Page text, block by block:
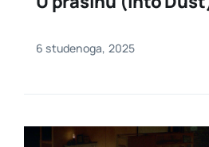
6 studenoga, 2025